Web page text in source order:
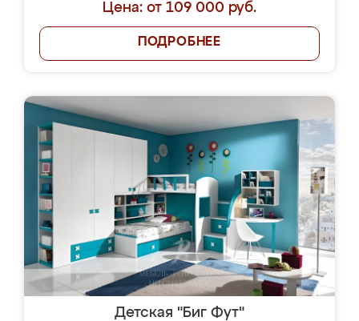
Цена: от 109 000 руб.
ПОДРОБНЕЕ
Детская "Биг Фут"